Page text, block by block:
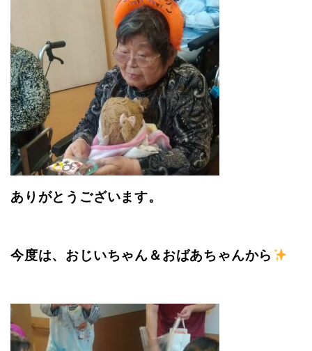
ありがとうございます。
今度は、おじいちゃん＆おばあちゃんから